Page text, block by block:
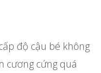
độ cậu bé không
cương cứng quá